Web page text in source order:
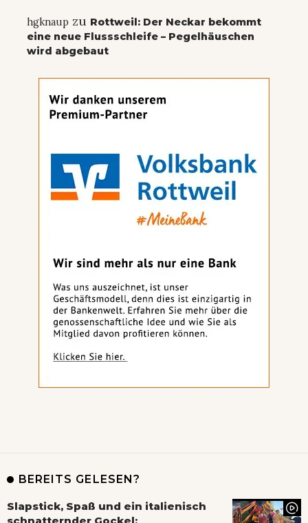
hgknaup zu Rottweil: Der Neckar bekommt
eine neue Flussschleife – Pegelhäuschen
wird abgebaut
BEREITS GELESEN?
Slapstick, Spaß und ein italienisch